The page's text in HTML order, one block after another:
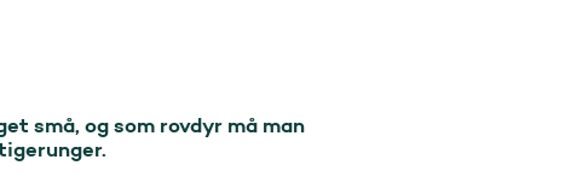
små, og som rovdyr må man